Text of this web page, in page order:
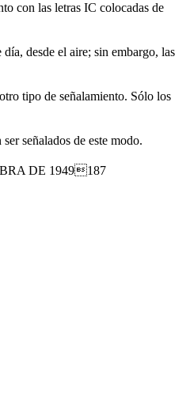
con las letras IC colocadas de
desde el aire; sin embargo, las
tipo de señalamiento. Sólo los
señalados de este modo.
DE 1949187